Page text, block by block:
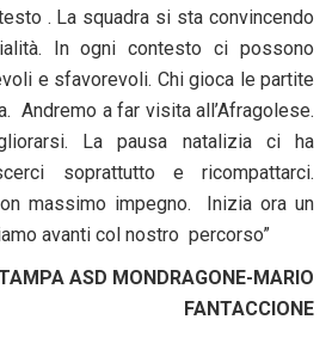
. La squadra si sta convincendo
In ogni contesto ci possono
e sfavorevoli. Chi gioca le partite
Andremo a far visita all’Afragolese.
La pausa natalizia ci ha
soprattutto e ricompattarci.
massimo impegno. Inizia ora un
avanti col nostro percorso”
ASD MONDRAGONE-MARIO
FANTACCIONE